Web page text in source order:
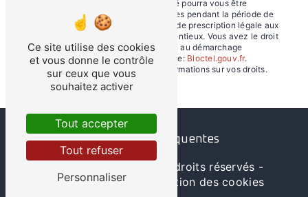
at2c@orange.fr. Un justificatif d'identité pourra vous être
demandé. Nous conservons vos données pendant la période de
prise de contact puis pendant la durée de prescription légale aux
fins probatoires et de gestion des contentieux. Vous avez le droit
de vous inscrire sur la liste d'opposition au démarchage
téléphonique, disponible à cette adresse: Bloctel.gouv.fr.
Consultez le site cnil.fr pour plus d’informations sur vos droits.
Recherches fréquentes
- 2026 - Tous droits réservés -
Mentions légales
Gestion des cookies
Ce site utilise des cookies
et vous donne le contrôle
sur ceux que vous
souhaitez activer
Tout accepter
Tout refuser
Personnaliser